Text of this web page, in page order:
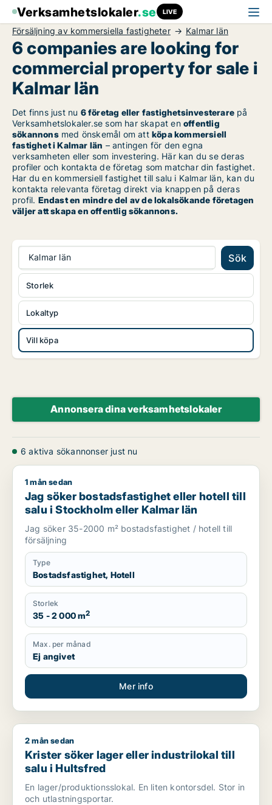
Verksamhetslokaler.se LIVE
Försäljning av kommersiella fastigheter Kalmar län
6 companies are looking for
commercial property for sale i
Kalmar län
Det finns just nu 6 företag eller fastighetsinvesterare på
Verksamhetslokaler.se som har skapat en offentlig
sökannonsmed önskemål om attköpa kommersiell
fastighet i Kalmar län – antingen för den egna
verksamheten eller som investering. Här kan du se deras
profiler och kontakta de företag som matchar din fastighet.
Har du en kommersiell fastighet till salu i Kalmar län, kan du
kontakta relevanta företag direkt via knappen på deras
profil. Endast en mindre del av de lokalsökande företagen
väljer att skapa en offentlig sökannons.
Kalmar län Sök
Lokaltyp
Vill köpa
Storlek
Annonsera dina verksamhetslokaler
6 aktiva sökannonser just nu
Jag söker bostadsfastighet eller hotell till salu i Stockholm
1 mån sedan
Jag söker bostadsfastighet eller hotell till
salu i Stockholm eller Kalmar län
Jag söker 35-2000 m² bostadsfastighet / hotell till
försäljning
Type
Bostadsfastighet, Hotell
Storlek
35 - 2 000 m2
Max. per månad
Ej angivet
Mer info
Krister söker lager eller industrilokal till salu i Hultsfred
2 mån sedan
Krister söker lager eller industrilokal till
salu i Hultsfred
En lager/produktionsslokal. En liten kontorsdel. Stor in
och utlastningsportar.